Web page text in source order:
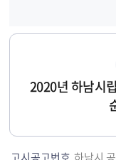
2020년 하남시